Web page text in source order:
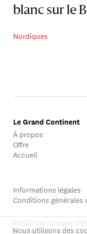
blanc sur le
Nordiques
Le Grand Continent
À propos
Offre
Accueil
Informations légales
Conditions générales
Publié par Groupe
Nous utilisons des